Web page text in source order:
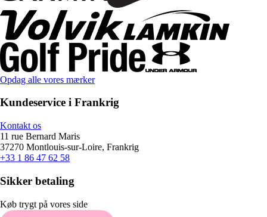
Opdag alle vores mærker
Kundeservice i Frankrig
Kontakt os
11 rue Bernard Maris
37270 Montlouis-sur-Loire, Frankrig
+33 1 86 47 62 58
Sikker betaling
Køb trygt på vores side